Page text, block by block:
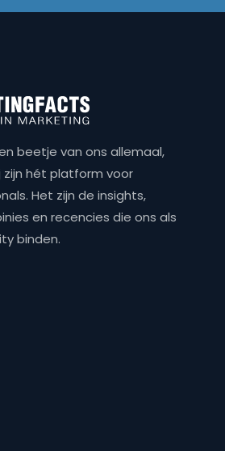
beetje van ons allemaal,
zijn hét platform voor
Het zijn de insights,
en recencies die ons als
binden.